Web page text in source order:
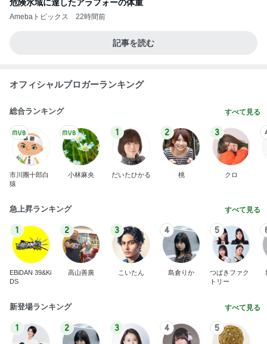
危険水域に達したアラフォーの体重
Amebaトピックス 22時間前
記事を読む
オフィシャルブロガーランキング
総合ランキング すべて見る
市川團十郎白
猿
小林麻央
1
だいたひかる
2
桃
3
クロ
急上昇ランキング すべて見る
1
EBiDAN 39&Ki
DS
2
高山善廣
3
こいたん
4
島倉りか
5
つばきファク
トリー
新登場ランキング すべて見る
1 2 3 4 5